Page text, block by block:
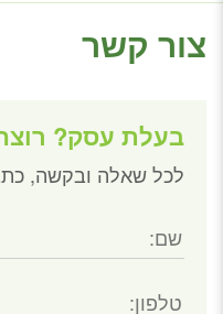
צור קשר
בעלת עסק?
לכל שאלה ובקשה,